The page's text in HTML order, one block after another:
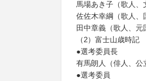
馬場あき子（歌人、
佐佐木幸綱（歌人、
田中章義（歌人、元
（2）富士山歳時記
●選考委員長
有馬朗人（俳人、公
●選考委員